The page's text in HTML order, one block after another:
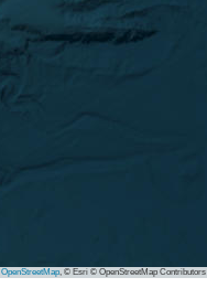
OpenStreetMap, © Esri © OpenStreetMap Contributors